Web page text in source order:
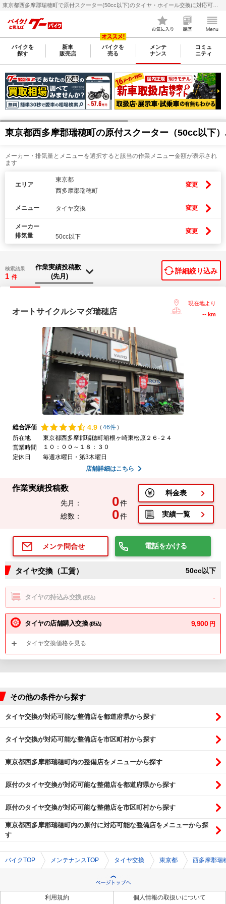
バイクを
探す
新車
販売店
バイクを
売る
メンテ
ナンス
コミュ
ニティ
東京都西多摩郡瑞穂町の原付スクーター（50cc以下
メーカー・排気量とメニューを選択すると該当の作業メニュー金額が表示され
ます
エリア
東京都
西多摩郡瑞穂町
変更
メニュー タイヤ交換 変更
メーカー
排気量
50cc以下
変更
検索結果
1 件
詳細絞り込み
オートサイクルシマダ瑞穂店
現在地より
-- km
総合評価 4.9 (46件)
所在地
東京都西多摩郡瑞穂町箱根ヶ崎東松原２６-２４
営業時間
１０：００～１８：３０
定休日
毎週水曜日・第3木曜日
店舗詳細はこちら
作業実績投稿数
先月： 0件
総数：
0件
料金表
実績一覧
メンテ問合せ 電話をかける
タイヤ交換（工賃） 50cc以下
タイヤの持込み交換(税込) -
タイヤの店舗購入交換(税込) 9,900 円
タイヤ交換価格を見る
その他の条件から探す
タイヤ交換が対応可能な整備店を都道府県から探す
タイヤ交換が対応可能な整備店を市区町村から探す
東京都西多摩郡瑞穂町内の整備店をメニューから探す
原付のタイヤ交換が対応可能な整備店を都道府県から探す
原付のタイヤ交換が対応可能な整備店を市区町村から探す
東京都西多摩郡瑞穂町内の原付に対応可能な整備店をメニューから探
す
バイクTOP メンテナンスTOP タイヤ交換 東京都 西多摩郡瑞
利用規約 個人情報の取扱いについて